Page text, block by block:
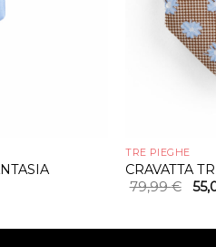
TRE PIEGHE
CRAVATTA
79,99€ Il